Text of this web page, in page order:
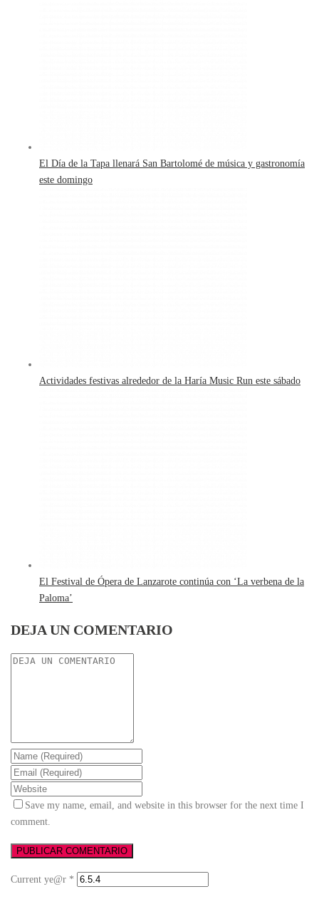
El Día de la Tapa llenará San Bartolomé de música y gastronomía
este domingo
Actividades festivas alrededor de la Haría Music Run este sábado
El Festival de Ópera de Lanzarote continúa con ‘La verbena de la
Paloma’
DEJA UN COMENTARIO
Save my name, email, and website in this browser for the next time I
comment.
Current ye@r *